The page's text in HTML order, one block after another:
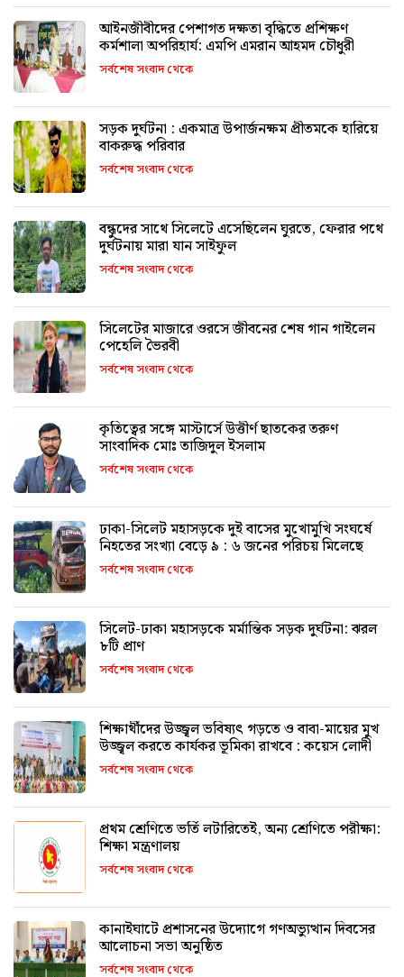
আইনজীবীদের পেশাগত দক্ষতা বৃদ্ধিতে প্রশিক্ষণ
কর্মশালা অপরিহার্য: এমপি এমরান আহমদ চৌধুরী
সর্বশেষ সংবাদ থেকে
সড়ক দুর্ঘটনা : একমাত্র উপার্জনক্ষম প্রীতমকে হারিয়ে
বাকরুদ্ধ পরিবার
সর্বশেষ সংবাদ থেকে
বন্ধুদের সাথে সিলেটে এসেছিলেন ঘুরতে, ফেরার পথে
দুর্ঘটনায় মারা যান সাইফুল
সর্বশেষ সংবাদ থেকে
সিলেটের মাজারে ওরসে জীবনের শেষ গান গাইলেন
পেহেলি ভৈরবী
সর্বশেষ সংবাদ থেকে
কৃতিত্বের সঙ্গে মাস্টার্সে উত্তীর্ণ ছাতকের তরুণ
সাংবাদিক মোঃ তাজিদুল ইসলাম
সর্বশেষ সংবাদ থেকে
ঢাকা-সিলেট মহাসড়কে দুই বাসের মুখোমুখি সংঘর্ষে
নিহতের সংখ্যা বেড়ে ৯ : ৬ জনের পরিচয় মিলেছে
সর্বশেষ সংবাদ থেকে
সিলেট-ঢাকা মহাসড়কে মর্মান্তিক সড়ক দুর্ঘটনা: ঝরল
৮টি প্রাণ
সর্বশেষ সংবাদ থেকে
শিক্ষার্থীদের উজ্জ্বল ভবিষ্যৎ গড়তে ও বাবা-মায়ের মুখ
উজ্জ্বল করতে কার্যকর ভূমিকা রাখবে : কয়েস লোদী
সর্বশেষ সংবাদ থেকে
প্রথম শ্রেণিতে ভর্তি লটারিতেই, অন্য শ্রেণিতে পরীক্ষা:
শিক্ষা মন্ত্রণালয়
সর্বশেষ সংবাদ থেকে
কানাইঘাটে প্রশাসনের উদ্যোগে গণঅভ্যুত্থান দিবসের
আলোচনা সভা অনুষ্ঠিত
সর্বশেষ সংবাদ থেকে